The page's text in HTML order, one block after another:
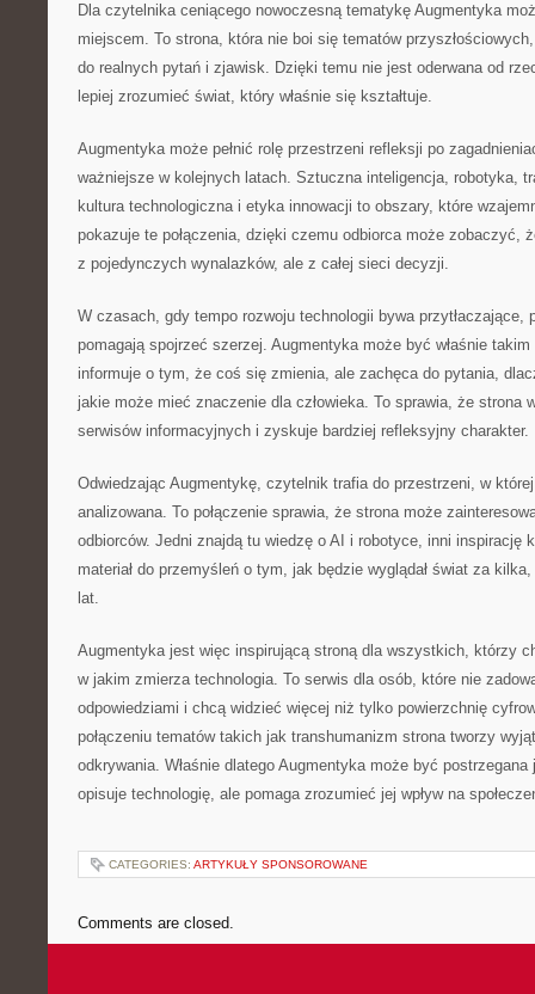
Dla czytelnika ceniącego nowoczesną tematykę Augmentyka
miejscem. To strona, która nie boi się tematów
do realnych pytań i zjawisk. Dzięki temu nie jest oderwana od
lepiej zrozumieć świat, który właśnie się kształtuje.
Augmentyka może pełnić rolę przestrzeni refleksji po
ważniejsze w kolejnych latach. Sztuczna inteligencja, robotyka,
kultura technologiczna i etyka innowacji to obszary, które
pokazuje te połączenia, dzięki czemu odbiorca może zobaczyć,
z pojedynczych wynalazków, ale z całej sieci decyzji.
W czasach, gdy tempo rozwoju technologii bywa przytłaczające,
pomagają spojrzeć szerzej. Augmentyka może być właśnie
informuje o tym, że coś się zmienia, ale zachęca do pytania,
jakie może mieć znaczenie dla człowieka. To sprawia, że strona
serwisów informacyjnych i zyskuje bardziej refleksyjny charakter.
Odwiedzając Augmentykę, czytelnik trafia do przestrzeni, w
analizowana. To połączenie sprawia, że strona może
odbiorców. Jedni znajdą tu wiedzę o AI i robotyce, inni inspirację
materiał do przemyśleń o tym, jak będzie wyglądał świat za
lat.
Augmentyka jest więc inspirującą stroną dla wszystkich, którzy
w jakim zmierza technologia. To serwis dla osób, które nie
odpowiedziami i chcą widzieć więcej niż tylko powierzchnię
połączeniu tematów takich jak transhumanizm strona tworzy
odkrywania. Właśnie dlatego Augmentyka może być
opisuje technologię, ale pomaga zrozumieć jej wpływ na
CATEGORIES: ARTYKUŁY SPONSOROWANE
Comments are closed.